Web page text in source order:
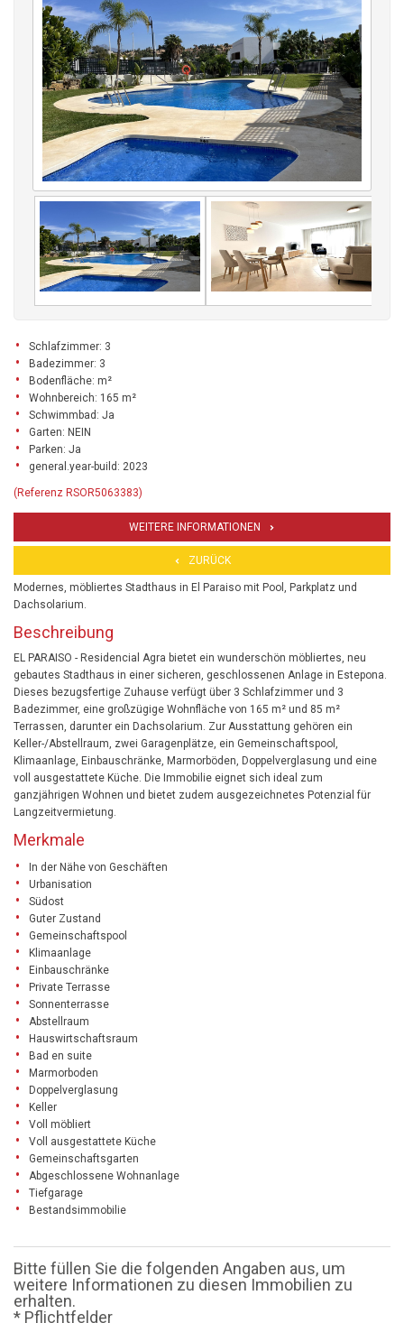
Schlafzimmer: 3
Badezimmer: 3
Bodenfläche: m²
Wohnbereich: 165 m²
Schwimmbad: Ja
Garten: NEIN
Parken: Ja
general.year-build: 2023
(Referenz RSOR5063383)
WEITERE INFORMATIONEN
ZURÜCK
Modernes, möbliertes Stadthaus in El Paraiso mit Pool, Parkplatz und
Dachsolarium.
Beschreibung
EL PARAISO - Residencial Agra bietet ein wunderschön möbliertes, neu
gebautes Stadthaus in einer sicheren, geschlossenen Anlage in Estepona.
Dieses bezugsfertige Zuhause verfügt über 3 Schlafzimmer und 3
Badezimmer, eine großzügige Wohnfläche von 165 m² und 85 m²
Terrassen, darunter ein Dachsolarium. Zur Ausstattung gehören ein
Keller-/Abstellraum, zwei Garagenplätze, ein Gemeinschaftspool,
Klimaanlage, Einbauschränke, Marmorböden, Doppelverglasung und eine
voll ausgestattete Küche. Die Immobilie eignet sich ideal zum
ganzjährigen Wohnen und bietet zudem ausgezeichnetes Potenzial für
Langzeitvermietung.
Merkmale
In der Nähe von Geschäften
Urbanisation
Südost
Guter Zustand
Gemeinschaftspool
Klimaanlage
Einbauschränke
Private Terrasse
Sonnenterrasse
Abstellraum
Hauswirtschaftsraum
Bad en suite
Marmorboden
Doppelverglasung
Keller
Voll möbliert
Voll ausgestattete Küche
Gemeinschaftsgarten
Abgeschlossene Wohnanlage
Tiefgarage
Bestandsimmobilie
Bitte füllen Sie die folgenden Angaben aus, um
weitere Informationen zu diesen Immobilien zu
erhalten.
* Pflichtfelder